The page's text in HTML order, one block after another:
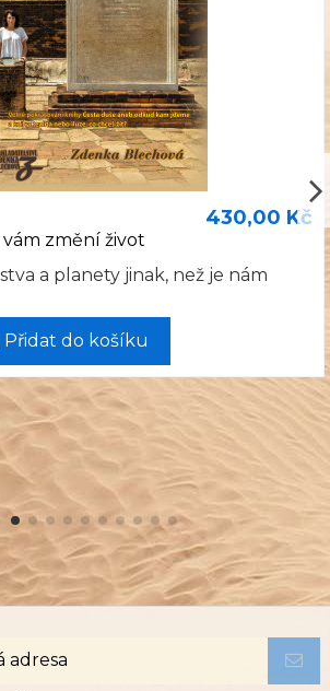
změní život
430,00 Kč
a planety jinak, než je nám
Přidat do košíku